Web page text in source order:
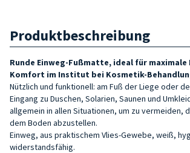
Produktbeschreibung
Runde Einweg-Fußmatte, ideal für maximale
Komfort im Institut bei Kosmetik-
Nützlich und funktionell: am Fuß der Liege oder
Eingang zu Duschen, Solarien, Saunen und
allgemein in allen Situationen, um zu vermeiden,
dem Boden abzustellen.
Einweg, aus praktischem Vlies-Gewebe, weiß,
widerstandsfähig.